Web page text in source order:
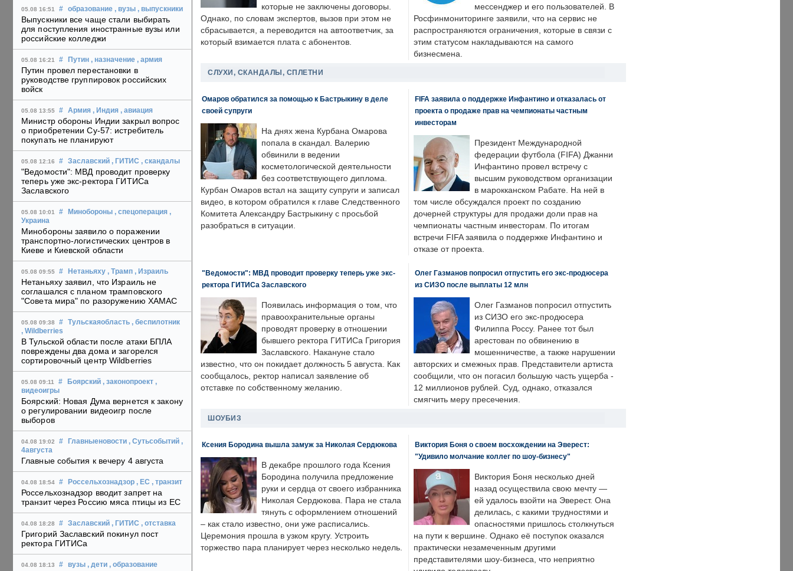
05.08 16:51 # образование , вузы , выпускники
Выпускники все чаще стали выбирать
для поступления иностранные вузы или
российские колледжи
05.08 16:21 # Путин , назначение , армия
Путин провел перестановки в
руководстве группировок российских
войск
05.08 13:55 # Армия , Индия , авиация
Министр обороны Индии закрыл вопрос
о приобретении Су-57: истребитель
покупать не планируют
05.08 12:16 # Заславский , ГИТИС , скандалы
"Ведомости": МВД проводит проверку
теперь уже экс-ректора ГИТИСа
Заславского
05.08 10:01 # Минобороны , спецоперация ,
Украина
Минобороны заявило о поражении
транспортно-логистических центров в
Киеве и Киевской области
05.08 09:55 # Нетаньяху , Трамп , Израиль
Нетаньяху заявил, что Израиль не
соглашался с планом трамповского
"Совета мира" по разоружению ХАМАС
05.08 09:38 # Тульскаяобласть , беспилотник
, Wildberries
В Тульской области после атаки БПЛА
повреждены два дома и загорелся
сортировочный центр Wildberries
05.08 09:11 # Боярский , законопроект ,
видеоигры
Боярский: Новая Дума вернется к закону
о регулировании видеоигр после
выборов
04.08 19:02 # Главныеновости , Сутьсобытий ,
4августа
Главные события к вечеру 4 августа
04.08 18:54 # Россельхознадзор , ЕС , транзит
Россельхознадзор вводит запрет на
транзит через Россию мяса птицы из ЕС
04.08 18:28 # Заславский , ГИТИС , отставка
Григорий Заславский покинул пост
ректора ГИТИСа
04.08 18:13 # вузы , дети , образование
которые не заключены договоры.
Однако, по словам экспертов, вызов при этом не
сбрасывается, а переводится на автоответчик, за
который взимается плата с абонентов.
мессенджер и его пользователей. В
Росфинмониторинге заявили, что на сервис не
распространяются ограничения, которые в связи с
этим статусом накладываются на самого
бизнесмена.
СЛУХИ, СКАНДАЛЫ, СПЛЕТНИ
Омаров обратился за помощью к Бастрыкину в деле
своей супруги
На днях жена Курбана Омарова
попала в скандал. Валерию
обвинили в ведении
косметологической деятельности
без соответствующего диплома.
Курбан Омаров встал на защиту супруги и записал
видео, в котором обратился к главе Следственного
Комитета Александру Бастрыкину с просьбой
разобраться в ситуации.
FIFA заявила о поддержке Инфантино и отказалась от
проекта о продаже прав на чемпионаты частным
инвесторам
Президент Международной
федерации футбола (FIFA) Джанни
Инфантино провел встречу с
высшим руководством организации
в марокканском Рабате. На ней в
том числе обсуждался проект по созданию
дочерней структуры для продажи доли прав на
чемпионаты частным инвесторам. По итогам
встречи FIFA заявила о поддержке Инфантино и
отказе от проекта.
"Ведомости": МВД проводит проверку теперь уже экс-
ректора ГИТИСа Заславского
Появилась информация о том, что
правоохранительные органы
проводят проверку в отношении
бывшего ректора ГИТИСа Григория
Заславского. Накануне стало
известно, что он покидает должность 5 августа. Как
сообщалось, ректор написал заявление об
отставке по собственному желанию.
Олег Газманов попросил отпустить его экс-продюсера
из СИЗО после выплаты 12 млн
Олег Газманов попросил отпустить
из СИЗО его экс-продюсера
Филиппа Россу. Ранее тот был
арестован по обвинению в
мошенничестве, а также нарушении
авторских и смежных прав. Представители артиста
сообщили, что он погасил большую часть ущерба -
12 миллионов рублей. Суд, однако, отказался
смягчить меру пресечения.
ШОУБИЗ
Ксения Бородина вышла замуж за Николая Сердюкова
В декабре прошлого года Ксения
Бородина получила предложение
руки и сердца от своего избранника
Николая Сердюкова. Пара не стала
тянуть с оформлением отношений
– как стало известно, они уже расписались.
Церемония прошла в узком кругу. Устроить
торжество пара планирует через несколько недель.
Виктория Боня о своем восхождении на Эверест:
"Удивило молчание коллег по шоу-бизнесу"
Виктория Боня несколько дней
назад осуществила свою мечту —
ей удалось взойти на Эверест. Она
делилась, с какими трудностями и
опасностями пришлось столкнуться
на пути к вершине. Однако её поступок оказался
практически незамеченным другими
представителями шоу-бизнеса, что неприятно